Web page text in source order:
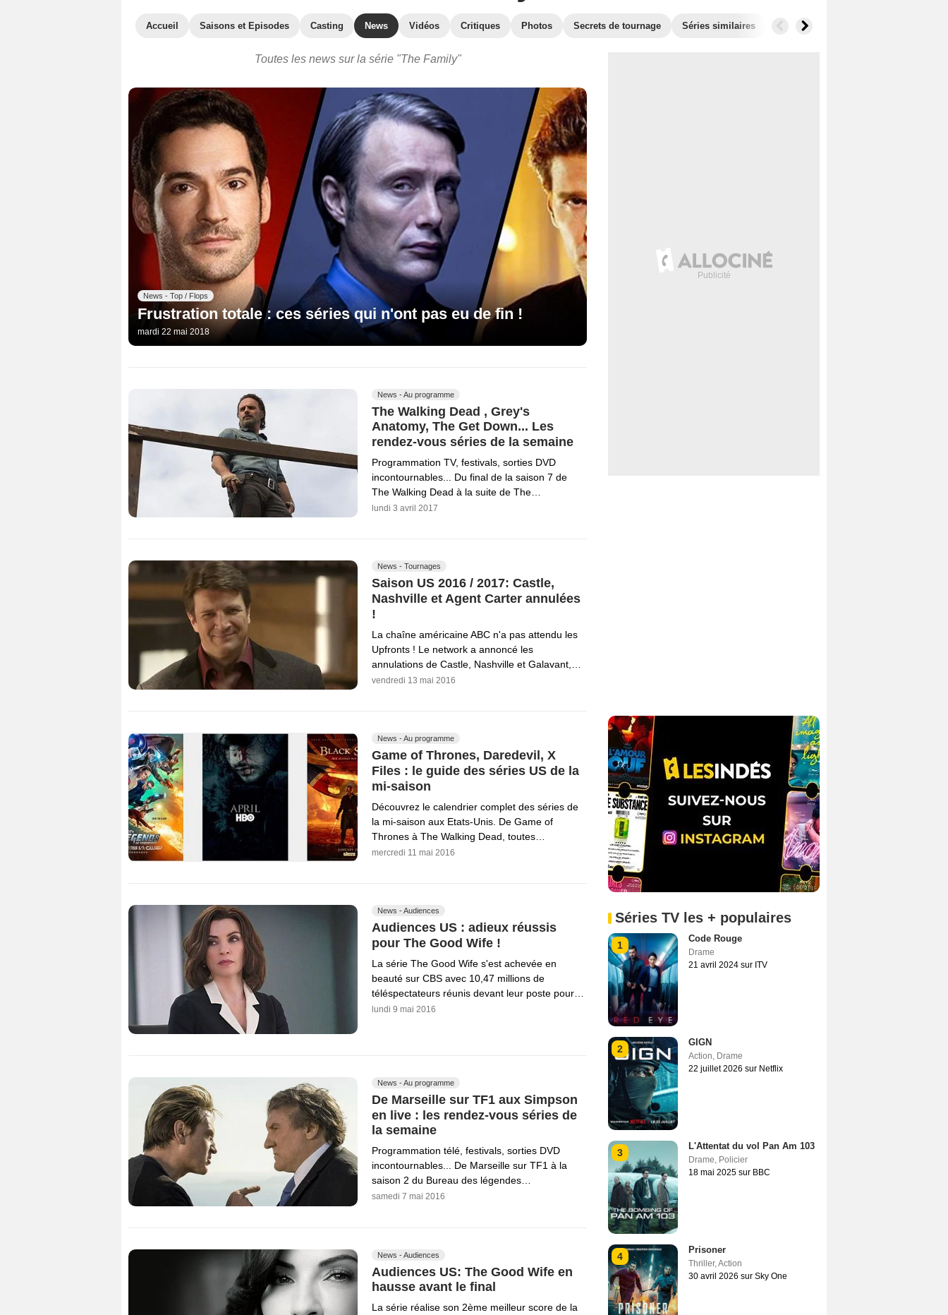
Accueil Saisons et Episodes Casting News Vidéos Critiques Photos Secrets de tournage Séries similaires Audiences
Toutes les news sur la série "The Family"
News - Top / Flops
Frustration totale : ces séries qui n'ont pas eu de fin !
mardi 22 mai 2018
News - Au programme
The Walking Dead , Grey's
Anatomy, The Get Down... Les
rendez-vous séries de la semaine
Programmation TV, festivals, sorties DVD
incontournables... Du final de la saison 7 de
The Walking Dead à la suite de The…
lundi 3 avril 2017
News - Tournages
Saison US 2016 / 2017: Castle,
Nashville et Agent Carter annulées
!
La chaîne américaine ABC n'a pas attendu les
Upfronts ! Le network a annoncé les
annulations de Castle, Nashville et Galavant,…
vendredi 13 mai 2016
News - Au programme
Game of Thrones, Daredevil, X
Files : le guide des séries US de la
mi-saison
Découvrez le calendrier complet des séries de
la mi-saison aux Etats-Unis. De Game of
Thrones à The Walking Dead, toutes…
mercredi 11 mai 2016
News - Audiences
Audiences US : adieux réussis
pour The Good Wife !
La série The Good Wife s'est achevée en
beauté sur CBS avec 10,47 millions de
téléspectateurs réunis devant leur poste pour…
lundi 9 mai 2016
News - Au programme
De Marseille sur TF1 aux Simpson
en live : les rendez-vous séries de
la semaine
Programmation télé, festivals, sorties DVD
incontournables... De Marseille sur TF1 à la
saison 2 du Bureau des légendes…
samedi 7 mai 2016
News - Audiences
Audiences US: The Good Wife en
hausse avant le final
La série réalise son 2ème meilleur score de la
Séries TV les + populaires
1
Code Rouge
Drame
21 avril 2024 sur ITV
2
GIGN
Action, Drame
22 juillet 2026 sur Netflix
3
L'Attentat du vol Pan Am 103
Drame, Policier
18 mai 2025 sur BBC
4
Prisoner
Thriller,Action
30 avril 2026 sur Sky One